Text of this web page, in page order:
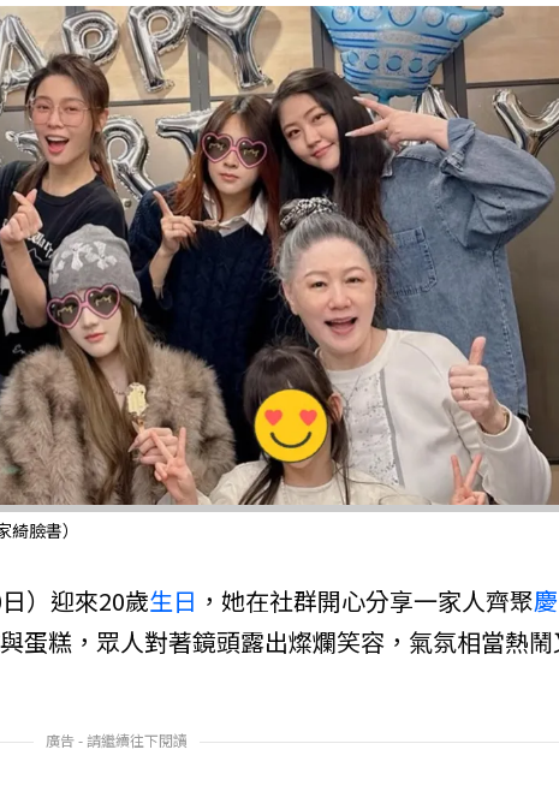
臉書）
）迎來20歲生日 ，她在社群開心分享一家人齊聚
蛋糕，眾人對著鏡頭露出燦爛笑容，氣氛相當熱
廣告 - 請繼續往下閱讀